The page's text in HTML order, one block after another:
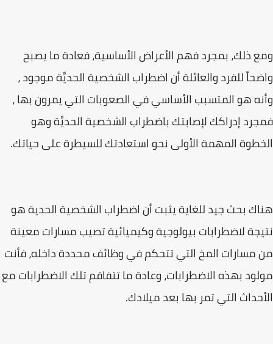
ومع ذلك، بمجرد فهم الأعراض الأساسية، فعادة ما يصبح
واضحاً للفرد والعائلة أن اضطراب الشخصية الحديَّة موجود ،
وأنه هو المتسبب الأساسي في الصعوبات التي يمرون بها ،
فمجرد إدراكك لإصابتك باضطراب الشخصية الحديَّة وهو
الخطوة المهمة الأولى نحو استعادتك للسيطرة على حياتك.
هناك بحث جيد للغاية يثبت أن اضطراب الشخصية الحدية هو
نتيجة لاضطرابات بيولوجية وكيميائية تصيب مسارات معينة
من مسارات المخ التي تتحكم في وظائف محددة داخله، فأنت
مولود بهذه الاضطرابات، وعادة ما تتفاقم تلك الاضطرابات مع
الأحداث التي تمر بها بعد ميلادك.